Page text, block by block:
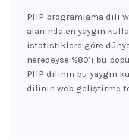
PHP programlama dili
alanında en yaygın
istatistiklere göre
neredeyse %80’i bu
PHP dilinin bu yaygın
dilinin web geliştirme